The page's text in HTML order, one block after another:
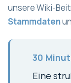
unsere Wiki-
Stammdaten
30
Eine